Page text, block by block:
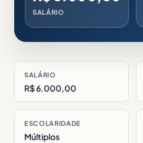
SALÁRIO
SALÁRIO
R$ 6.000,00
ESCOLARIDADE
Múltiplos